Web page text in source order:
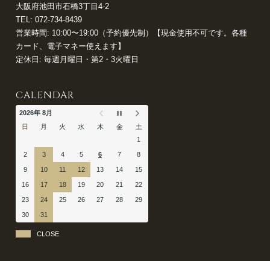
大阪府池田市石橋3丁目4-2
TEL: 072-734-8439
営業時間: 10:00〜19:00（予約優先制）【現金使用不可です。各種
カード、電子マネー使えます】
定休日: 毎週月曜日・第2・3火曜日
CALENDAR
2026年 8月
日
月 火 水 木 金
土
1
2 3 4 5 6 7 8
9 10 11 12 13 14 15
16 17 18 19 20 21 22
23 24 25 26 27 28 29
30 31
CLOSE